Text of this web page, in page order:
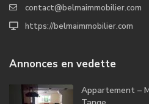
contact@belmaimmobilier.com
https://belmaimmobilier.com
Annonces en vedette
Appartement –